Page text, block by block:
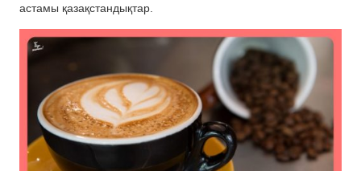
астамы қазақстандықтар.